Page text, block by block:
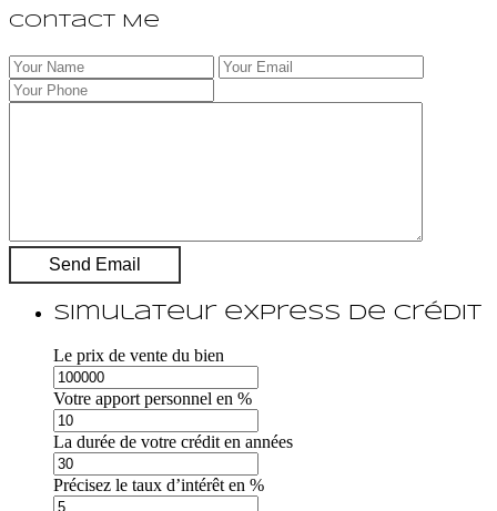
Contact Me
Simulateur express de crédit
Le prix de vente du bien
Votre apport personnel en %
La durée de votre crédit en années
Précisez le taux d’intérêt en %